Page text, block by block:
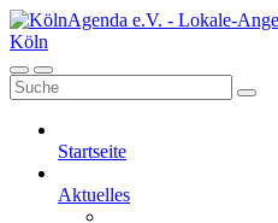
Startseite
Aktuelles